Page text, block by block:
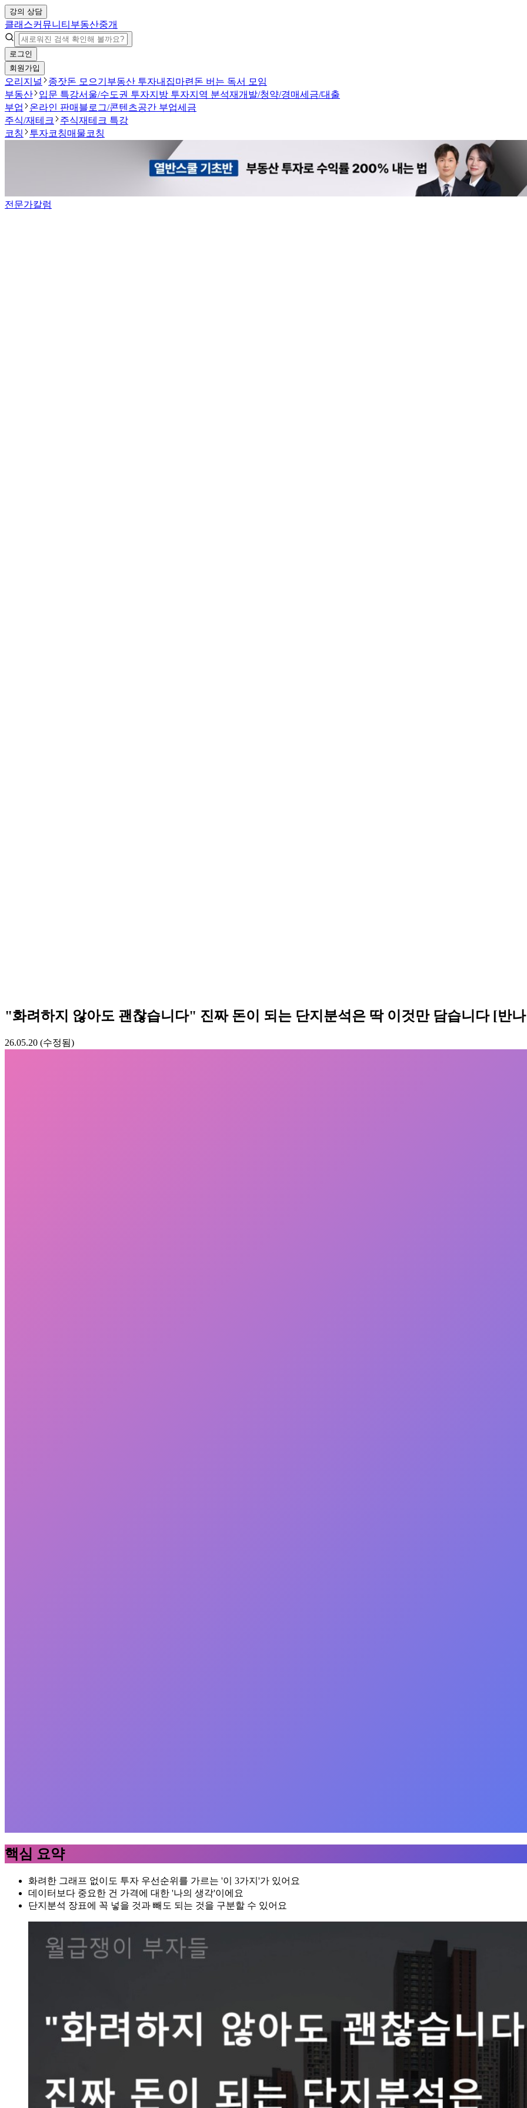
강의 상담
클래스커뮤니티 부동산중개
로그인
회원가입
오리지널 종잣돈 모으기 부동산 투자내집마련 돈 버는 독서 모임
부동산
입문 특강서울/수도권 투자지방 투자지역 분석재개발/청약/경매세금/대출
부업
온라인 판매 블로그/콘텐츠공간 부업세금
주식/재테크
주식재테크 특강
코칭
투자코칭매물코칭
전문가칼럼
"화려하지 않아도 괜찮습니다" 진짜 돈이 되는 단지분석은 딱 이것만 담습니다 [반
26.05.20 (수정됨)
핵심 요약
화려한 그래프 없이도 투자 우선순위를 가르는 '이 3가지'가 있어요
데이터보다 중요한 건 가격에 대한 '나의 생각'이에요
단지분석 장표에 꼭 넣을 것과 빼도 되는 것을 구분할 수 있어요